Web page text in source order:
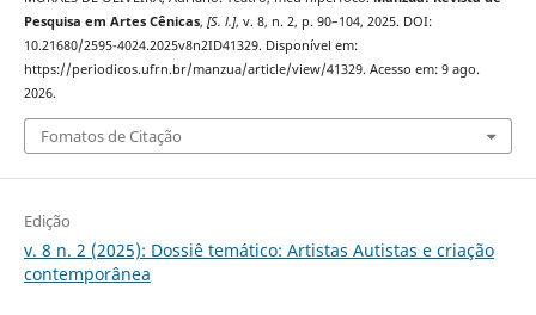
Pesquisa em Artes Cênicas, [S. l.], v. 8, n. 2, p. 90–104, 2025. DOI:
10.21680/2595-4024.2025v8n2ID41329. Disponível em:
https://periodicos.ufrn.br/manzua/article/view/41329. Acesso em: 9 ago.
2026.
Fomatos de Citação
Edição
v. 8 n. 2 (2025): Dossiê temático: Artistas Autistas e criação
contemporânea